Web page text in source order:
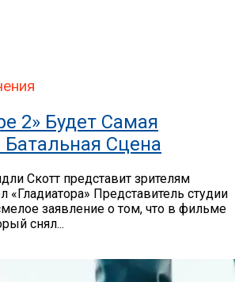
2» Будет Самая
Сцена
Скотт представит зрителям
«Гладиатора» Представитель студии
заявление о том, что в фильме
снял...